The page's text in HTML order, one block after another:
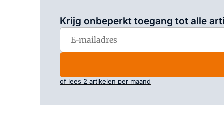
Krijg onbeperkt toegang tot alle
of lees 2 artikelen per maand